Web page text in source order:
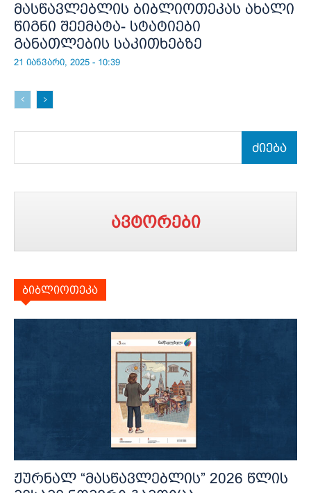
მასწავლებლის ბიბლიოთეკას ახალი
წიგნი შეემატა- სტატიები
განათლების საკითხებზე
21 იანვარი, 2025 - 10:39
ძიება
ავტორები
ბიბლიოთეკა
ჟურნალ “მასწავლებლის” 2026 წლის